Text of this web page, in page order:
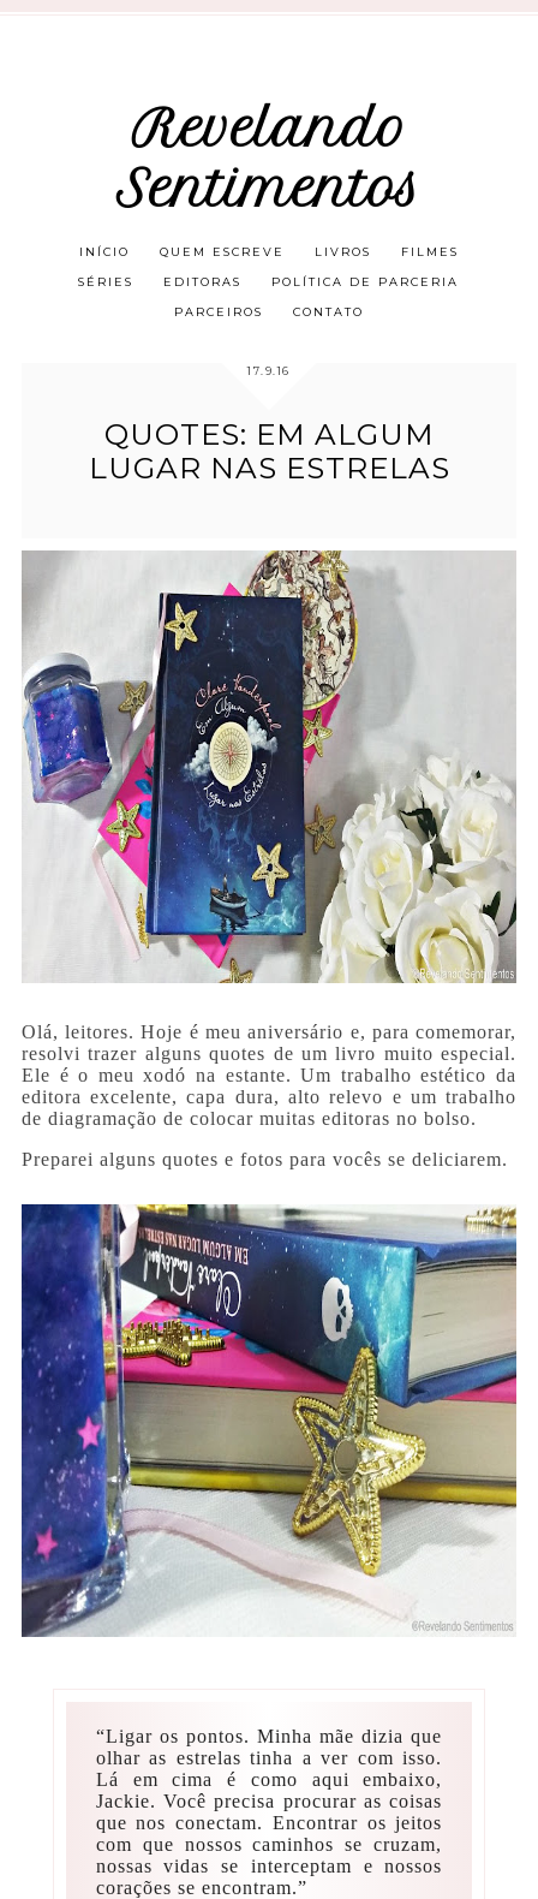
Revelando
Sentimentos
INÍCIO QUEM ESCREVE LIVROS FILMES
SÉRIES EDITORAS POLÍTICA DE PARCERIA
PARCEIROS CONTATO
17.9.16
QUOTES: EM ALGUM
LUGAR NAS ESTRELAS
Olá, leitores. Hoje é meu aniversário e, para comemorar,
resolvi trazer alguns quotes de um livro muito especial.
Ele é o meu xodó na estante. Um trabalho estético da
editora excelente, capa dura, alto relevo e um trabalho
de diagramação de colocar muitas editoras no bolso.
Preparei alguns quotes e fotos para vocês se deliciarem.
“Ligar os pontos. Minha mãe dizia que
olhar as estrelas tinha a ver com isso.
Lá em cima é como aqui embaixo,
Jackie. Você precisa procurar as coisas
que nos conectam. Encontrar os jeitos
com que nossos caminhos se cruzam,
nossas vidas se interceptam e nossos
corações se encontram.”